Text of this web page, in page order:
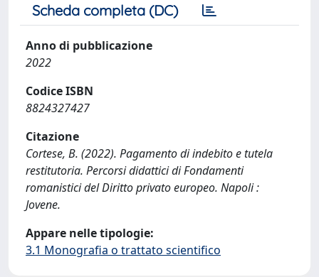
Scheda completa (DC)
Anno di pubblicazione
2022
Codice ISBN
8824327427
Citazione
Cortese, B. (2022). Pagamento di indebito e tutela
restitutoria. Percorsi didattici di Fondamenti
romanistici del Diritto privato europeo. Napoli :
Jovene.
Appare nelle tipologie:
3.1 Monografia o trattato scientifico